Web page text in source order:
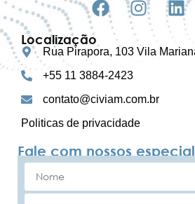
Localização
Rua Pirapora, 103 Vila
+55 11 3884-2423
contato@civiam.com.br
Politicas de privacidade
Fale com nossos